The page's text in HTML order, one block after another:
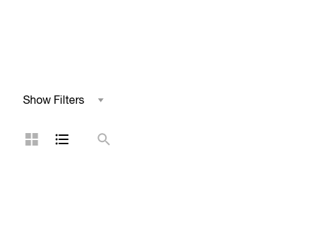
Show Filters
Field of Study
Grid LayoutList Layout